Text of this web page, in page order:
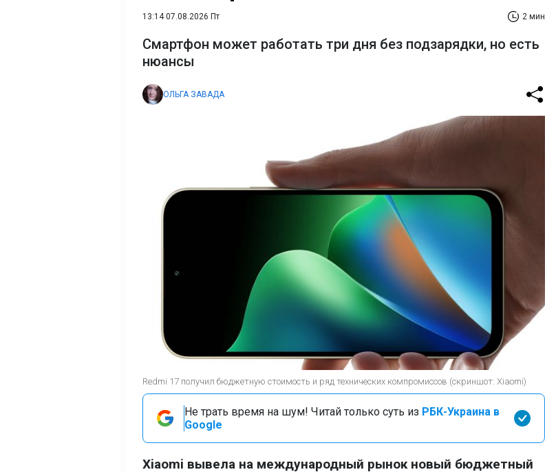
13:14 07.08.2026 Пт 2 мин
Смартфон может работать три дня без подзарядки, но есть
нюансы
ОЛЬГА ЗАВАДА
Redmi 17 получил бюджетную стоимость и ряд технических компромиссов (скриншот: Xiaomi)
Не трать время на шум! Читай только суть из РБК-Украина в
Google
Xiaomi вывела на международный рынок новый бюджетный